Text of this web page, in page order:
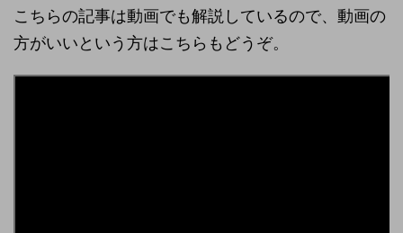
こちらの記事は動画でも解説しているので、動画の
方がいいという方はこちらもどうぞ。